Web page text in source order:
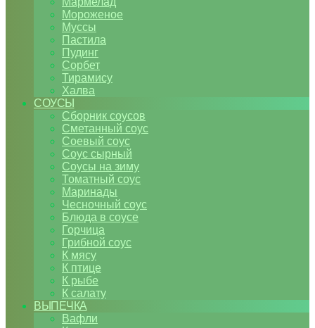
Мороженое
Муссы
Пастила
Пудинг
Сорбет
Тирамису
Халва
СОУСЫ
Сборник соусов
Сметанный соус
Соевый соус
Соус сырный
Соусы на зиму
Томатный соус
Маринады
Чесночный соус
Блюда в соусе
Горчица
Грибной соус
К мясу
К птице
К рыбе
К салату
ВЫПЕЧКА
Вафли